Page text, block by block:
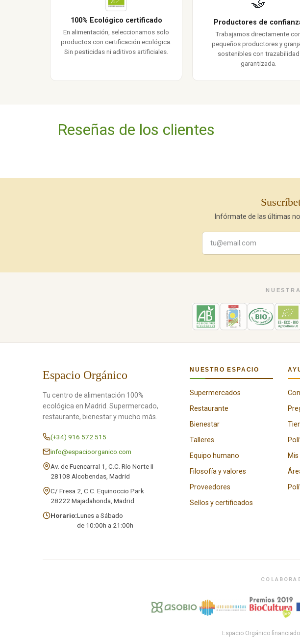
100% Ecológico certificado
En alimentación, seleccionamos solo
productos con certificación ecológica.
Sin pesticidas ni aditivos artificiales.
Productores de
Trabajamos directamente
pequeños productores y
sostenibles con trazabilidad
garantizada.
Reseñas de los clientes
Infórmate de las últimas
Espacio Orgánico
Tu centro de alimentación 100%
ecológica en Madrid. Supermercado,
restaurante, bienestar y mucho más.
(+34) 916 572 515
info@espacioorganico.com
Av. de Fuencarral 1, C.C. Río Norte II
28108 Alcobendas, Madrid
C/ Fresa 2, C.C. Equinoccio Park
28222 Majadahonda, Madrid
Horario:Lunes a Sábado
de 10:00h a 21:00h
NUESTRO ESPACIO
Supermercados
Restaurante
Bienestar
Talleres
Equipo humano
Filosofía y valores
Proveedores
Sellos y certificados
Espacio Orgánico